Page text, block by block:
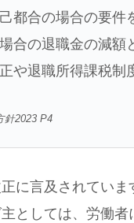
都合の場合の要件
合の退職金の減
や退職所得課税制
針2023 P4
に言及されてい
としては、労働